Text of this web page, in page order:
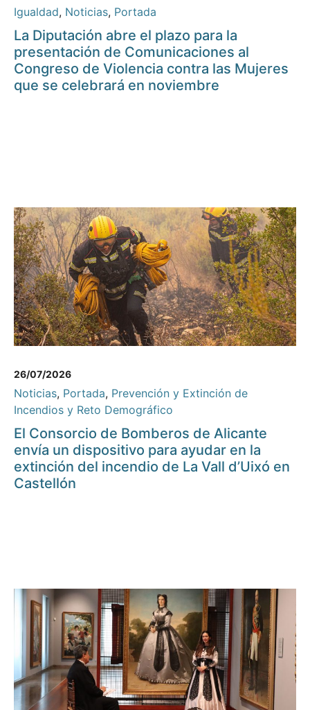
Igualdad, Noticias, Portada
La Diputación abre el plazo para la
presentación de Comunicaciones al
Congreso de Violencia contra las Mujeres
que se celebrará en noviembre
26/07/2026
Noticias, Portada, Prevención y Extinción de
Incendios y Reto Demográfico
El Consorcio de Bomberos de Alicante
envía un dispositivo para ayudar en la
extinción del incendio de La Vall d’Uixó en
Castellón